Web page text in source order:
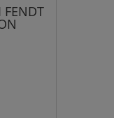
FENDT